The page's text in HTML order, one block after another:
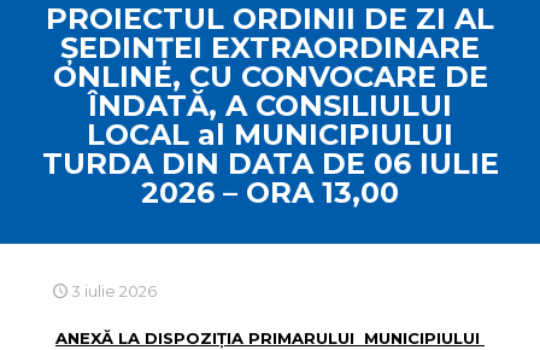
PROIECTUL ORDINII DE ZI AL
ŞEDINŢEI EXTRAORDINARE
ONLINE, CU CONVOCARE DE
ÎNDATĂ, A CONSILIULUI
LOCAL al MUNICIPIULUI
TURDA DIN DATA DE 06 IULIE
2026 – ORA 13,00
3 iulie 2026
ANEXĂ LA DISPOZIȚIA PRIMARULUI MUNICIPIULUI